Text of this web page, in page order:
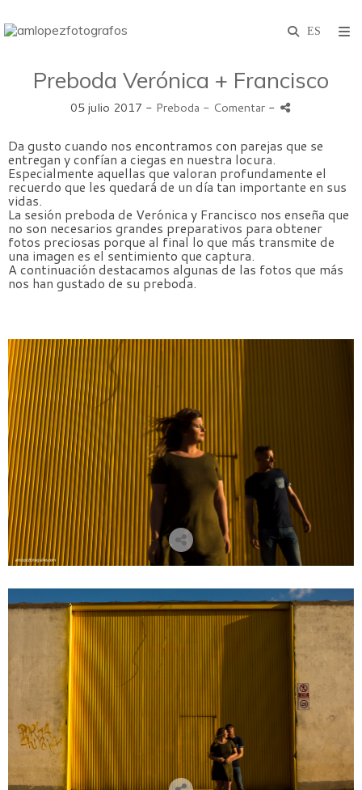
Preboda Verónica + Francisco
05 julio 2017 - Preboda - Comentar -
Da gusto cuando nos encontramos con parejas que se
entregan y confían a ciegas en nuestra locura.
Especialmente aquellas que valoran profundamente el
recuerdo que les quedará de un día tan importante en sus
vidas.
La sesión preboda de Verónica y Francisco nos enseña que
no son necesarios grandes preparativos para obtener
fotos preciosas porque al final lo que más transmite de
una imagen es el sentimiento que captura.
A continuación destacamos algunas de las fotos que más
nos han gustado de su preboda.